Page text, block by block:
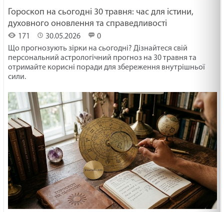
Гороскоп на сьогодні 30 травня: час для істини,
духовного оновлення та справедливості
171 30.05.2026
0
Що прогнозують зірки на сьогодні? Дізнайтеся свій
персональний астрологічний прогноз на 30 травня та
отримайте корисні поради для збереження внутрішньої
сили.